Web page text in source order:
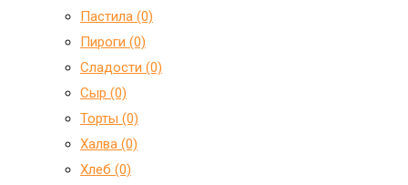
Пастила (0)
Пироги (0)
Сладости (0)
Сыр (0)
Торты (0)
Халва (0)
Хлеб (0)